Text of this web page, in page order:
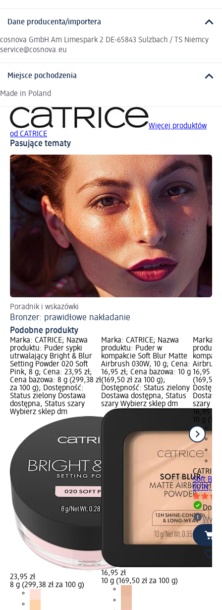
Dane producenta/importera
cosnova GmbH Am Limespark 2 DE-65843 Sulzbach / TS Niemcy
service@cosnova.eu
Miejsce pochodzenia
Made in Poland
Więcej produktów
od CATRICE
Pasujące tematy
Poradnik i wskazówki
Bronzer: prawidłowe nakładanie
Podobne produkty
Marka: CATRICE; Nazwa
produktu: Puder sypki
utrwalający Bright & Blur
Setting Powder 020 Soft
Pink, 8 g; Cena: 23,95 zł;
Cena bazowa: 8 g (299,38 zł
za 100 g); Dostępność:
Status zielony Dostawa
dostępna, Status szary
Wybierz sklep dm
23,95 zł
8 g (299,38 zł za 100 g)
Marka: CATRICE; Nazwa
produktu: Puder w
kompakcie Soft Blur Matte
Airbrush 030W, 10 g; Cena:
16,95 zł; Cena bazowa: 10 g
(169,50 zł za 100 g);
Dostępność: Status zielony
Dostawa dostępna, Status
szary Wybierz sklep dm
16,95 zł
10 g (169,50 zł za 100 g)
Marka:
Airbrush
16,95
(169,50
szary
16,95 zł
10 g
CATRICE
Soft
001N, 10